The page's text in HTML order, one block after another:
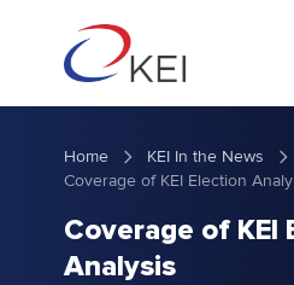
Home
KEI In the News
Coverage of KEI
Analysis